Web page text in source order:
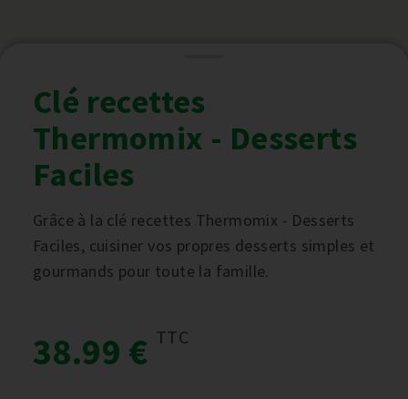
Clé recettes
Thermomix - Desserts
Faciles
Grâce à la clé recettes Thermomix - Desserts
Faciles, cuisiner vos propres desserts simples et
gourmands pour toute la famille.
38.99 € TTC